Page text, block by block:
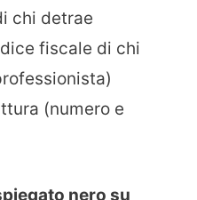
chi detrae
fiscale di chi
(numero e
nero su